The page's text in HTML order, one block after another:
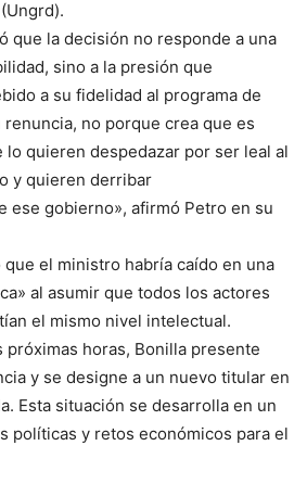
que la decisión no responde a una
sino a la presión que
a su fidelidad al programa de
no porque crea que es
quieren despedazar por ser leal al
y quieren derribar
ese gobierno», afirmó Petro en su
el ministro habría caído en una
al asumir que todos los actores
el mismo nivel intelectual.
próximas horas, Bonilla presente
y se designe a un nuevo titular en
Esta situación se desarrolla en un
políticas y retos económicos para el